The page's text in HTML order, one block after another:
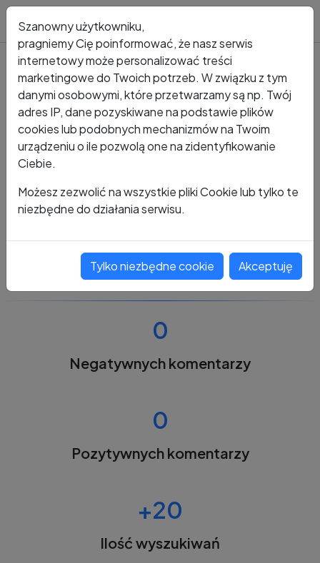
Kto dzwonił? Numer +48 534 796 991
+48 534 796 991
0
Negatywnych komentarzy
0
Pozytywnych komentarzy
+20
Ilość wyszukiwań
Szanowny użytkowniku,
pragniemy Cię poinformować, że nasz serwis
internetowy może personalizować treści
marketingowe do Twoich potrzeb. W związku z tym
danymi osobowymi, które przetwarzamy są np. Twój
adres IP, dane pozyskiwane na podstawie plików
cookies lub podobnych mechanizmów na Twoim
urządzeniu o ile pozwolą one na zidentyfikowanie
Ciebie.
Możesz zezwolić na wszystkie pliki Cookie lub tylko te
niezbędne do działania serwisu.
Tylko niezbędne cookie Akceptuję